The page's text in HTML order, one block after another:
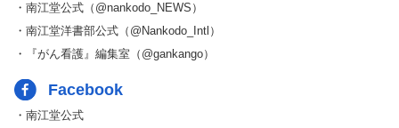
・南江堂公式（@nankodo_NEWS）
・南江堂洋書部公式（@Nankodo_Intl）
・『がん看護』編集室（@gankango）
Facebook
・南江堂公式